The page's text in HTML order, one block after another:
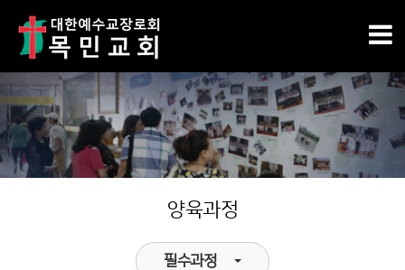
양육과정
필수과정